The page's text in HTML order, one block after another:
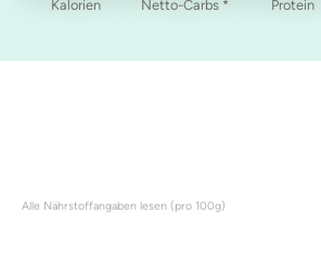
Kalorien Netto-Carbs * Protein
Alle Nährstoffangaben lesen (pro 100g)